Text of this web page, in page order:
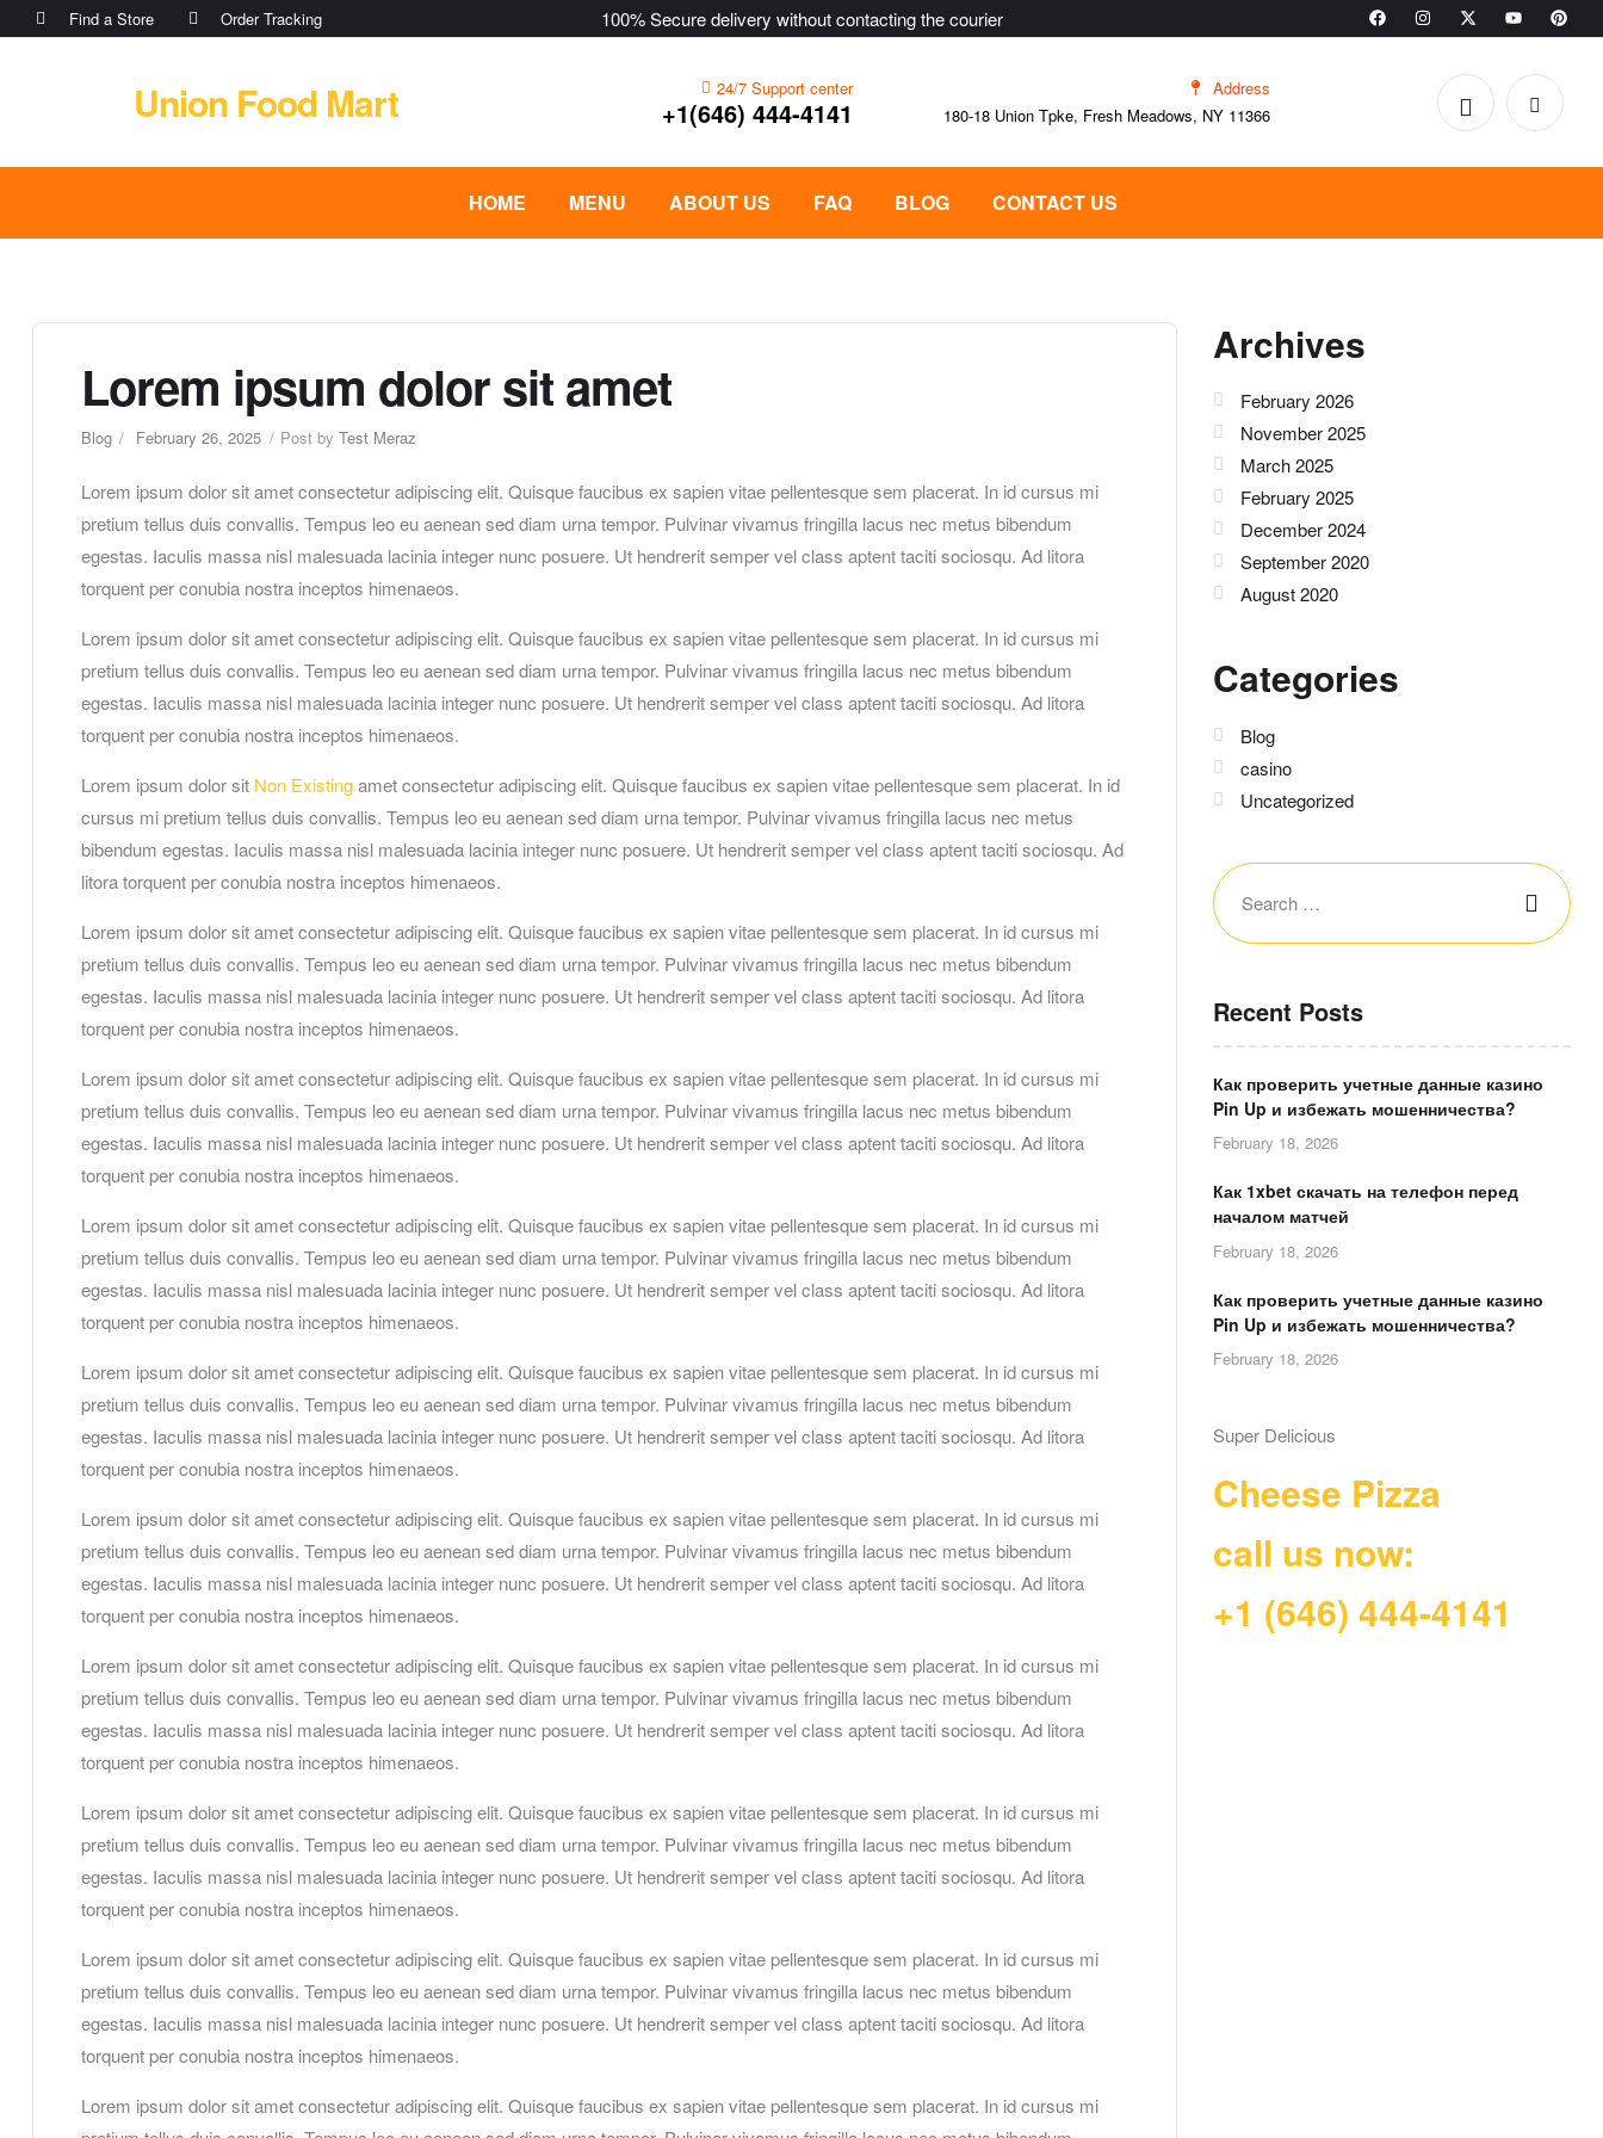
Find a Store Order Tracking 100% Secure delivery without contacting the courier
Union Food Mart 24/7 Support center
+1(646) 444-4141
Address
180-18 Union Tpke, Fresh Meadows, NY 11366
HOME MENU ABOUT US FAQ BLOG CONTACT US
Lorem ipsum dolor sit amet
Blog February 26, 2025 Post by Test Meraz
Lorem ipsum dolor sit amet consectetur adipiscing elit. Quisque faucibus ex sapien vitae pellentesque sem placerat. In id cursus mi
pretium tellus duis convallis. Tempus leo eu aenean sed diam urna tempor. Pulvinar vivamus fringilla lacus nec metus bibendum
egestas. Iaculis massa nisl malesuada lacinia integer nunc posuere. Ut hendrerit semper vel class aptent taciti sociosqu. Ad litora
torquent per conubia nostra inceptos himenaeos.
Lorem ipsum dolor sit amet consectetur adipiscing elit. Quisque faucibus ex sapien vitae pellentesque sem placerat. In id cursus mi
pretium tellus duis convallis. Tempus leo eu aenean sed diam urna tempor. Pulvinar vivamus fringilla lacus nec metus bibendum
egestas. Iaculis massa nisl malesuada lacinia integer nunc posuere. Ut hendrerit semper vel class aptent taciti sociosqu. Ad litora
torquent per conubia nostra inceptos himenaeos.
Lorem ipsum dolor sit Non Existingamet consectetur adipiscing elit. Quisque faucibus ex sapien vitae pellentesque sem placerat. In id
cursus mi pretium tellus duis convallis. Tempus leo eu aenean sed diam urna tempor. Pulvinar vivamus fringilla lacus nec metus
bibendum egestas. Iaculis massa nisl malesuada lacinia integer nunc posuere. Ut hendrerit semper vel class aptent taciti sociosqu. Ad
litora torquent per conubia nostra inceptos himenaeos.
Lorem ipsum dolor sit amet consectetur adipiscing elit. Quisque faucibus ex sapien vitae pellentesque sem placerat. In id cursus mi
pretium tellus duis convallis. Tempus leo eu aenean sed diam urna tempor. Pulvinar vivamus fringilla lacus nec metus bibendum
egestas. Iaculis massa nisl malesuada lacinia integer nunc posuere. Ut hendrerit semper vel class aptent taciti sociosqu. Ad litora
torquent per conubia nostra inceptos himenaeos.
Lorem ipsum dolor sit amet consectetur adipiscing elit. Quisque faucibus ex sapien vitae pellentesque sem placerat. In id cursus mi
pretium tellus duis convallis. Tempus leo eu aenean sed diam urna tempor. Pulvinar vivamus fringilla lacus nec metus bibendum
egestas. Iaculis massa nisl malesuada lacinia integer nunc posuere. Ut hendrerit semper vel class aptent taciti sociosqu. Ad litora
torquent per conubia nostra inceptos himenaeos.
Lorem ipsum dolor sit amet consectetur adipiscing elit. Quisque faucibus ex sapien vitae pellentesque sem placerat. In id cursus mi
pretium tellus duis convallis. Tempus leo eu aenean sed diam urna tempor. Pulvinar vivamus fringilla lacus nec metus bibendum
egestas. Iaculis massa nisl malesuada lacinia integer nunc posuere. Ut hendrerit semper vel class aptent taciti sociosqu. Ad litora
torquent per conubia nostra inceptos himenaeos.
Lorem ipsum dolor sit amet consectetur adipiscing elit. Quisque faucibus ex sapien vitae pellentesque sem placerat. In id cursus mi
pretium tellus duis convallis. Tempus leo eu aenean sed diam urna tempor. Pulvinar vivamus fringilla lacus nec metus bibendum
egestas. Iaculis massa nisl malesuada lacinia integer nunc posuere. Ut hendrerit semper vel class aptent taciti sociosqu. Ad litora
torquent per conubia nostra inceptos himenaeos.
Lorem ipsum dolor sit amet consectetur adipiscing elit. Quisque faucibus ex sapien vitae pellentesque sem placerat. In id cursus mi
pretium tellus duis convallis. Tempus leo eu aenean sed diam urna tempor. Pulvinar vivamus fringilla lacus nec metus bibendum
egestas. Iaculis massa nisl malesuada lacinia integer nunc posuere. Ut hendrerit semper vel class aptent taciti sociosqu. Ad litora
torquent per conubia nostra inceptos himenaeos.
Lorem ipsum dolor sit amet consectetur adipiscing elit. Quisque faucibus ex sapien vitae pellentesque sem placerat. In id cursus mi
pretium tellus duis convallis. Tempus leo eu aenean sed diam urna tempor. Pulvinar vivamus fringilla lacus nec metus bibendum
egestas. Iaculis massa nisl malesuada lacinia integer nunc posuere. Ut hendrerit semper vel class aptent taciti sociosqu. Ad litora
torquent per conubia nostra inceptos himenaeos.
Lorem ipsum dolor sit amet consectetur adipiscing elit. Quisque faucibus ex sapien vitae pellentesque sem placerat. In id cursus mi
pretium tellus duis convallis. Tempus leo eu aenean sed diam urna tempor. Pulvinar vivamus fringilla lacus nec metus bibendum
egestas. Iaculis massa nisl malesuada lacinia integer nunc posuere. Ut hendrerit semper vel class aptent taciti sociosqu. Ad litora
torquent per conubia nostra inceptos himenaeos.
Lorem ipsum dolor sit amet consectetur adipiscing elit. Quisque faucibus ex sapien vitae pellentesque sem placerat. In id cursus mi
pretium tellus duis convallis. Tempus leo eu aenean sed diam urna tempor. Pulvinar vivamus fringilla lacus nec metus bibendum
egestas. Iaculis massa nisl malesuada lacinia integer nunc posuere. Ut hendrerit semper vel class aptent taciti sociosqu. Ad litora
torquent per conubia nostra inceptos himenaeos.
Lorem ipsum dolor sit amet consectetur adipiscing elit. Quisque faucibus ex sapien vitae pellentesque sem placerat. In id cursus mi
Archives
February 2026
November 2025
March 2025
February 2025
December 2024
September 2020
August 2020
Categories
Blog
casino
Uncategorized
Recent Posts
Как проверить учетные данные казино
Pin Up и избежать мошенничества?
February 18, 2026
Как 1xbet скачать на телефон перед
началом матчей
February 18, 2026
Как проверить учетные данные казино
Pin Up и избежать мошенничества?
February 18, 2026
Super Delicious
Cheese Pizza
call us now:
+1 (646) 444-4141